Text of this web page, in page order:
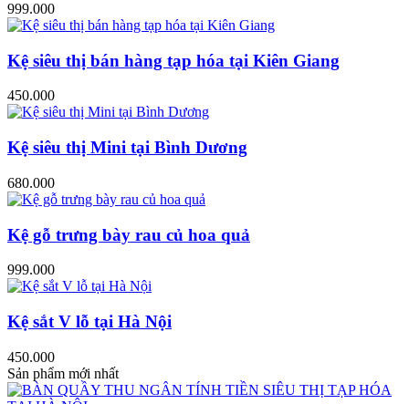
999.000
Kệ siêu thị bán hàng tạp hóa tại Kiên Giang
450.000
Kệ siêu thị Mini tại Bình Dương
680.000
Kệ gỗ trưng bày rau củ hoa quả
999.000
Kệ sắt V lỗ tại Hà Nội
450.000
Sản phẩm mới nhất